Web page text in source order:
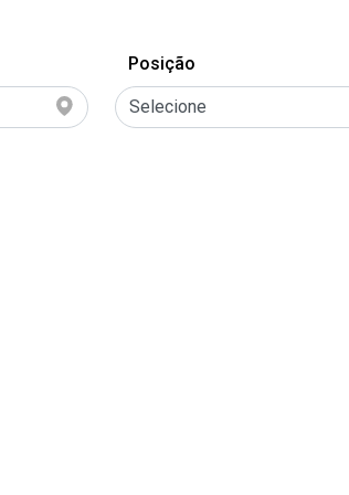
Posição
Selecione